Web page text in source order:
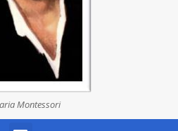
Montessori